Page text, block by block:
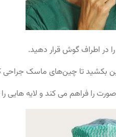
اطراف گوش قرار دهید.
بکشید تا چین‌های ماسک جراحی
را فراهم می کند و لایه هایی